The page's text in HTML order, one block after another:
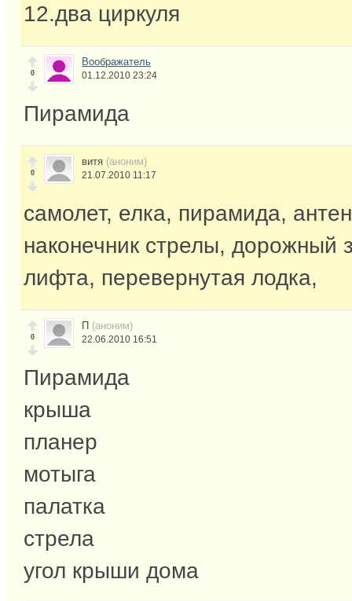
12.два циркуля
0
Воображатель
01.12.2010 23:24
Пирамида
0
витя (аноним)
21.07.2010 11:17
самолет, елка, пирамида,
наконечник стрелы, дорожный
лифта, перевернутая лодка,
0
П (аноним)
22.06.2010 16:51
Пирамида
крыша
планер
мотыга
палатка
стрела
угол крыши дома